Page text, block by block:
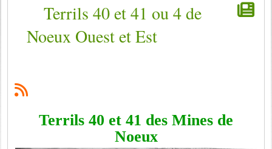
Terrils 40 et 41 ou 4 de
Noeux Ouest et Est
Terrils 40 et 41 des Mines de
Noeux